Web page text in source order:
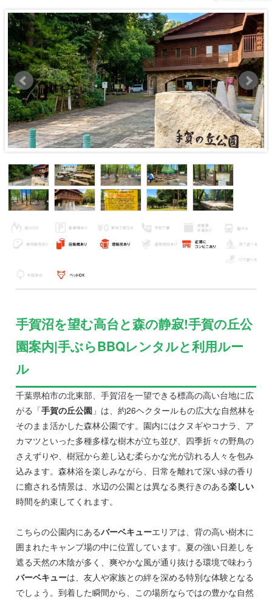
手賀沼を望む高台と森の静寂!手賀の丘公
園案内|手ぶらBBQレンタルと利用ルー
ル
千葉県柏市の北東部、手賀沼を一望できる標高の高い台地に広
がる「手賀の丘公園 」は、約26ヘクタールもの広大な自然林を
そのまま活かした森林公園です。園内にはクヌギやコナラ、ア
カマツといった多種多様な樹木が立ち並び、四季折々の野鳥の
さえずりや、樹冠から差し込む柔らかな光が訪れる人々を包み
込みます。森林浴を楽しみながら、日常を離れて深い緑の香り
に癒される情景は、水辺の公園とは異なる奥行きのある楽しい
時間を約束してくれます。
こちらの公園内にあるバーベキューエリアは、背の高い樹木に
囲まれたキャンプ場の中に位置しています。夏の強い日差しを
遮る天然の木陰が多く、爽やかな風が通り抜ける環境で味わう
バーベキューは、友人や家族との絆を深める特別な体験となる
でしょう。到着した瞬間から、この場所ならではの豊かな自然